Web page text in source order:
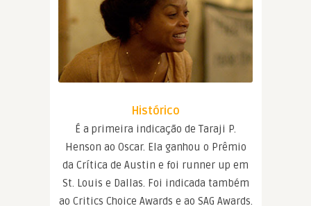
Histórico
É a primeira indicação de Taraji P.
Henson ao Oscar. Ela ganhou o Prêmio
da Crítica de Austin e foi runner up em
St. Louis e Dallas. Foi indicada também
ao Critics Choice Awards e ao SAG Awards.